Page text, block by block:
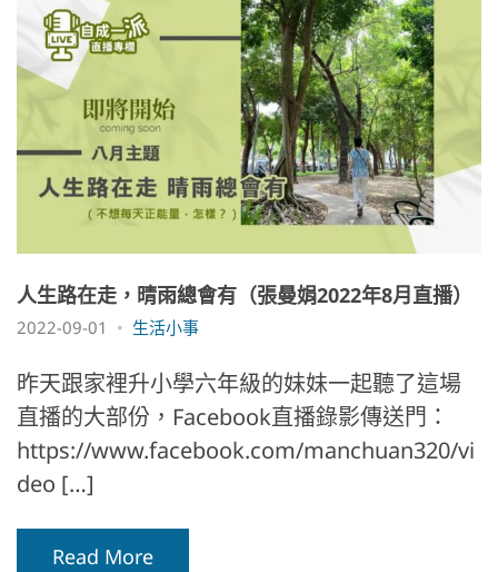
人生路在走，晴雨總會有（張曼娟2022年8月直播）
2022-09-01 生活小事
昨天跟家裡升小學六年級的妹妹一起聽了這場
直播的大部份，Facebook直播錄影傳送門：
https://www.facebook.com/manchuan320/vi
deo […]
Read More